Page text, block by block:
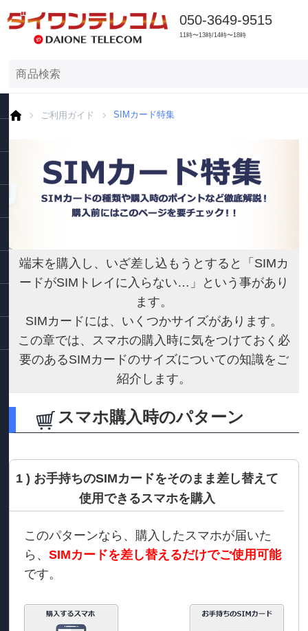
050-3649-9515
11時〜13時/14時〜18時
ご利用ガイド SIMカード特集
端末を購入し、いざ差し込もうとすると「SIMカ
ードがSIMトレイに入らない…」という事があり
ます。
SIMカードには、いくつかサイズがあります。
この章では、スマホの購入時に気をつけておく必
要のあるSIMカードのサイズについての知識をご
紹介します。
スマホ購入時のパターン
1 ) お手持ちのSIMカードをそのまま差し替えて
使用できるスマホを購入
このパターンなら、購入したスマホが届いた
ら、SIMカードを差し替えるだけでご使用可能
です。